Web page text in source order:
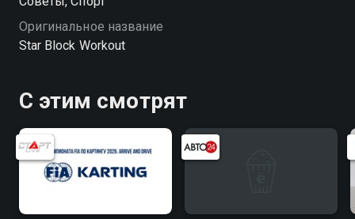
Оригинальное название
Star Block Workout
С этим смотрят